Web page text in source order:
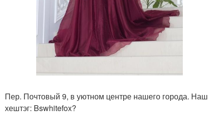
Пер. Почтовый 9, в уютном центре нашего города. Наш
хештэг: Bswhitefox?